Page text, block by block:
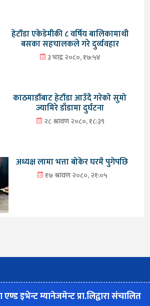
हेटौंडा एकेडेमीकी ८ वर्षिय बालिकामाथी
बसका सहचालकले गरे दुर्व्यवहार
३ भाद्र २०८०, १७:५४
काठमाडौंबाट हेटौंडा आउँदै गरेको सुमो
ज्यामिरे डाँडामा दुर्घटना
२८ श्रावण २०८०, १८:३९
अध्यक्ष लामा भत्ता बोकेर घरमै पुगेपछि
१७ श्रावण २०८०, २१:०५
इभेन्ट म्यानेजमेन्ट प्रा.लिद्वारा संचालित